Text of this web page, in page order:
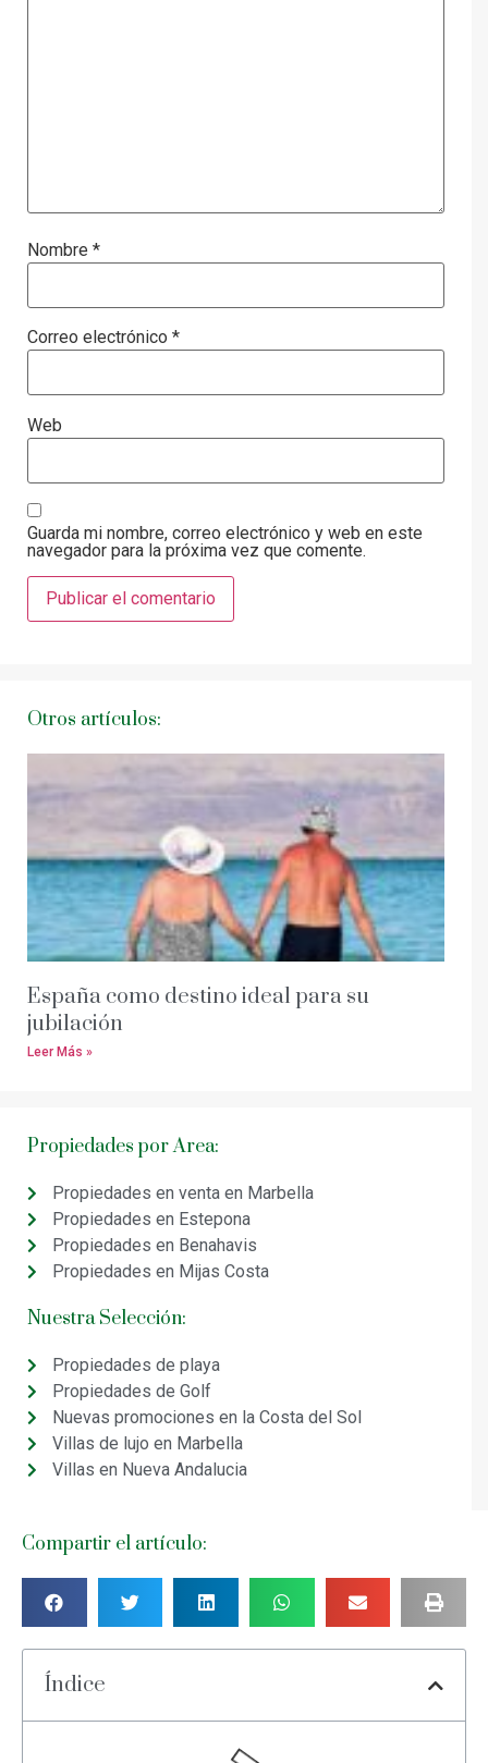
Nombre *
Correo electrónico *
Web
Guarda mi nombre, correo electrónico y web en este
navegador para la próxima vez que comente.
Otros artículos:
España como destino ideal para su
jubilación
Leer Más »
Propiedades por Area:
Propiedades en venta en Marbella
Propiedades en Estepona
Propiedades en Benahavis
Propiedades en Mijas Costa
Nuestra Selección:
Propiedades de playa
Propiedades de Golf
Nuevas promociones en la Costa del Sol
Villas de lujo en Marbella
Villas en Nueva Andalucia
Compartir el artículo:
Índice